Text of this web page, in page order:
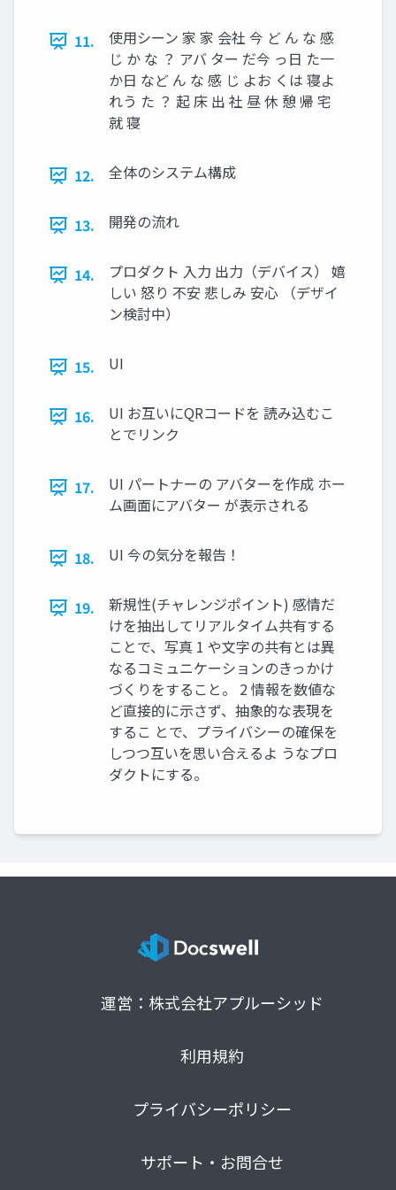
11.
使用シーン 家 家 会社 今 ど ん な 感
じ か な ？ アバ ター だ今 っ日 た一
か日 など ん な 感 じ よお くは 寝よ
れう た ？ 起 床 出 社 昼 休 憩 帰 宅
就 寝
12. 全体のシステム構成
13. 開発の流れ
14.
プロダクト 入力 出力（デバイス） 嬉
しい 怒り 不安 悲しみ 安心 （デザイ
ン検討中）
15. UI
16.
UI お互いにQRコードを 読み込むこ
とでリンク
17.
UI パートナーの アバターを作成 ホー
ム画面にアバター が表示される
18. UI 今の気分を報告！
19.
新規性(チャレンジポイント) 感情だ
けを抽出してリアルタイム共有する
ことで、写真 1 や文字の共有とは異
なるコミュニケーションのきっかけ
づくりをすること。 2 情報を数値な
ど直接的に示さず、抽象的な表現を
するこ とで、プライバシーの確保を
しつつ互いを思い合えるよ うなプロ
ダクトにする。
運営：株式会社アプルーシッド
利用規約
プライバシーポリシー
サポート・お問合せ